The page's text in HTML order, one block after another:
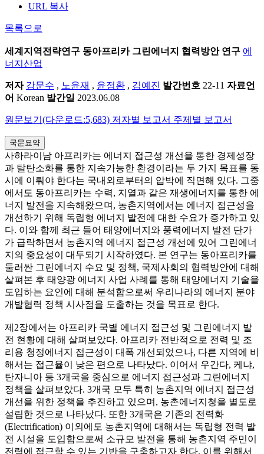
URL 복사
목록으로
세계지역전략연구 동아프리카 그린에너지 협력방안 연구 에
너지산업
저자 강문수 , 노윤재 , 윤정환 , 김예진 발간번호 22-11 자료언
어 Korean 발간일 2023.06.08
원문보기(다운로드:5,683) 저자별 보고서 주제별 보고서
국문요약
사하라이남 아프리카는 에너지 접근성 개선을 통한 경제성장
과 탈탄소화를 통한 지속가능한 환경이라는 두 가지 목표를 동
시에 이뤄야 한다는 국내외로부터의 압박에 직면해 있다. 그중
에서도 동아프리카는 수력, 지열과 같은 재생에너지를 통한 에
너지 발전을 지속해왔으며, 농촌지역에서는 에너지 접근성을
개선하기 위해 독립형 에너지 발전에 대한 수요가 증가하고 있
다. 이와 함께 최근 들어 태양에너지와 풍력에너지 발전 단가
가 급락하면서 농촌지역 에너지 접근성 개선에 있어 그린에너
지의 중요성이 대두되기 시작하였다. 본 연구는 동아프리카를
둘러싼 그린에너지 수요 및 정책, 국제사회의 협력방안에 대해
살펴본 후 태양광 에너지 사업 사례를 통해 태양에너지 기술을
도입하는 요인에 대해 분석함으로써 우리나라의 에너지 분야
개발협력 정책 시사점을 도출하는 것을 목표로 한다.
제2장에서는 아프리카 국별 에너지 접근성 및 그린에너지 발
전 현황에 대해 살펴보았다. 아프리카 전반적으로 전력 및 조
리용 청정에너지 접근성이 대폭 개선되었으나, 다른 지역에 비
해서는 접근율이 낮은 편으로 나타났다. 이어서 우간다, 케냐,
탄자니아 등 3개국을 중심으로 에너지 접근성과 그린에너지
정책을 살펴보았다. 3개국 모두 특히 농촌지역 에너지 접근성
개선을 위한 정책을 추진하고 있으며, 농촌에너지청을 별도로
설립한 것으로 나타났다. 또한 3개국은 기존의 전력화
(Electrification) 이외에도 농촌지역에 대해서는 독립형 전력 발
전 시설을 도입함으로써 소규모 발전을 통해 농촌지역 주민이
전력에 접근할 수 있는 기반을 구축하고자 한다. 이를 위해서